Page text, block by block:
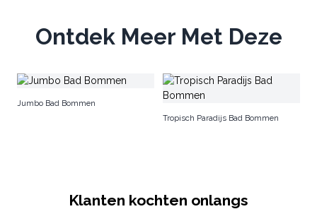
Ontdek Meer Met Deze
Jumbo Bad Bommen
Tropisch Paradijs Bad Bommen
Klanten kochten onlangs